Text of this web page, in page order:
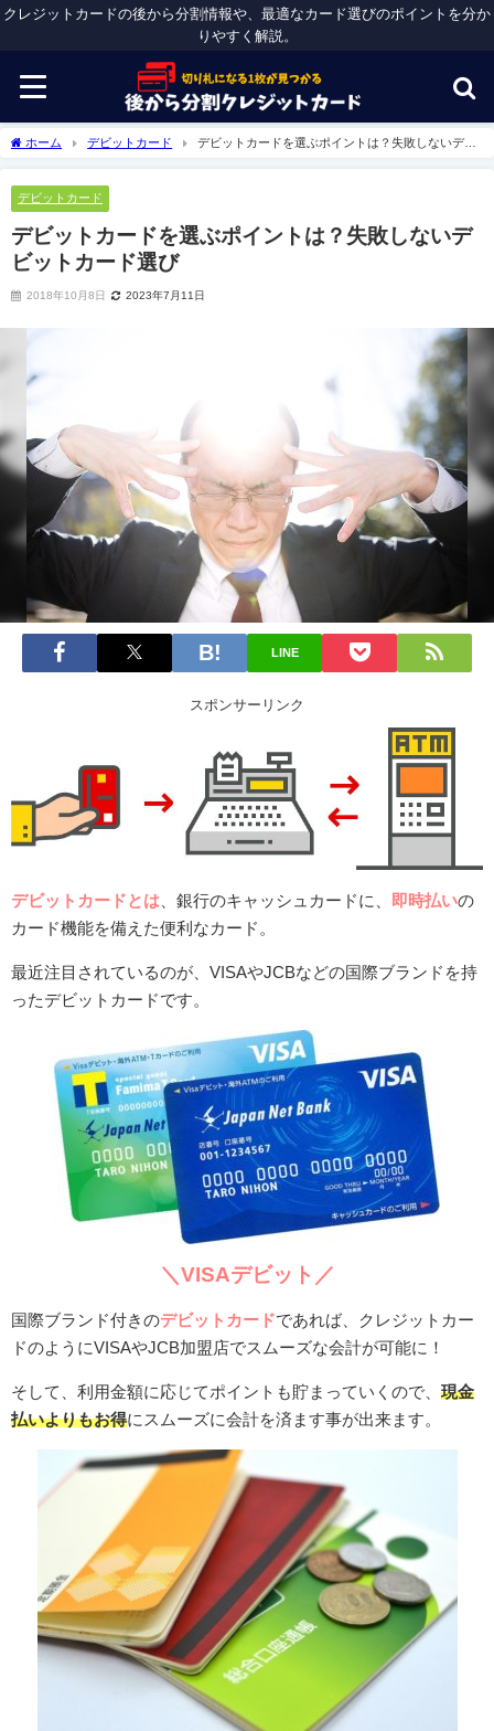
クレジットカードの後から分割情報や、最適なカード選びのポイントを分か
りやすく解説。
ホーム デビットカード
デビットカードを選ぶポイントは？失敗しないデビ
デビットカード
デビットカードを選ぶポイントは？失敗しないデ
ビットカード選び
2018年10月8日 2023年7月11日
LINE
スポンサーリンク
デビットカードとは 、銀行のキャッシュカードに、 即時払いの
カード機能を備えた便利なカード。
最近注目されているのが、VISAやJCBなどの国際ブランドを持
ったデビットカードです。
＼VISAデビット／
国際ブランド付きのデビットカードであれば、クレジットカー
ドのようにVISAやJCB加盟店でスムーズな会計が可能に！
そして、利用金額に応じてポイントも貯まっていくので、 現金
払いよりもお得にスムーズに会計を済ます事が出来ます。